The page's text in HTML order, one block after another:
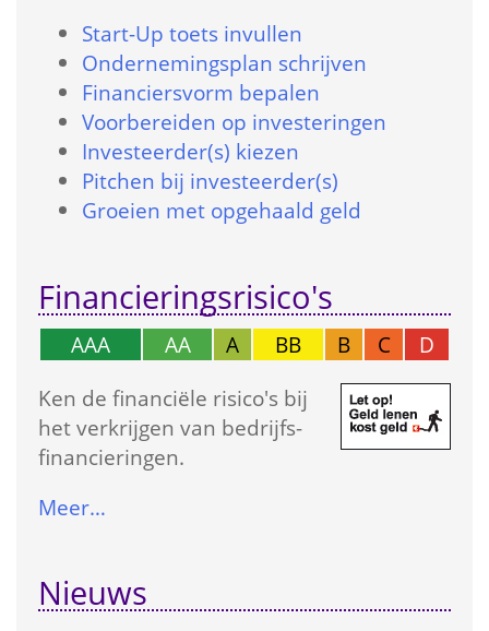
Start-Up toets in­vullen
Onder­nemings­plan schrijven
Financiers­vorm bepalen
Voorbereiden op investeringen
Investeerder(s) kiezen
Pitchen bij investeerder(s)
Groeien met opgehaald geld
Financierings­risico's
AAA AA A BB B C
D
Ken de financiële risico's bij
het verkrijgen van bedrijfs­
financieringen.
Meer…
Nieuws